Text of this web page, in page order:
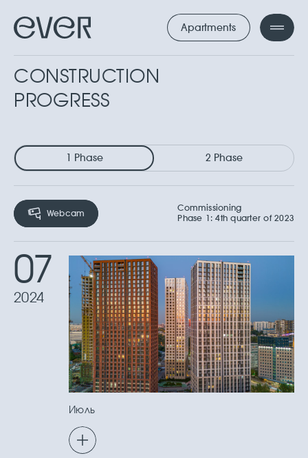
Apartments
CONSTRUCTION
PROGRESS
1 Phase 2 Phase
Webcam
Commissioning
Phase 1: 4th quarter of 2023
07
2024
Июль